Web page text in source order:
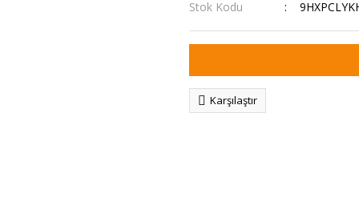
Stok Kodu
Karşılaştır